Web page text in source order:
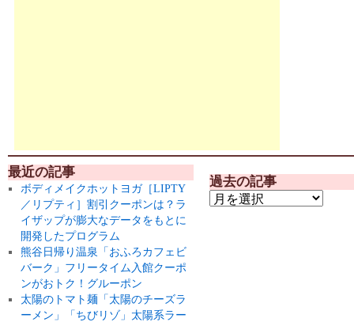
最近の記事
ボディメイクホットヨガ［LIPTY
／リプティ］割引クーポンは？ラ
イザップが膨大なデータをもとに
開発したプログラム
熊谷日帰り温泉「おふろカフェビ
バーク」フリータイム入館クーポ
ンがおトク！グルーポン
太陽のトマト麺「太陽のチーズラ
ーメン」「ちびリゾ」太陽系ラー
過去の記事